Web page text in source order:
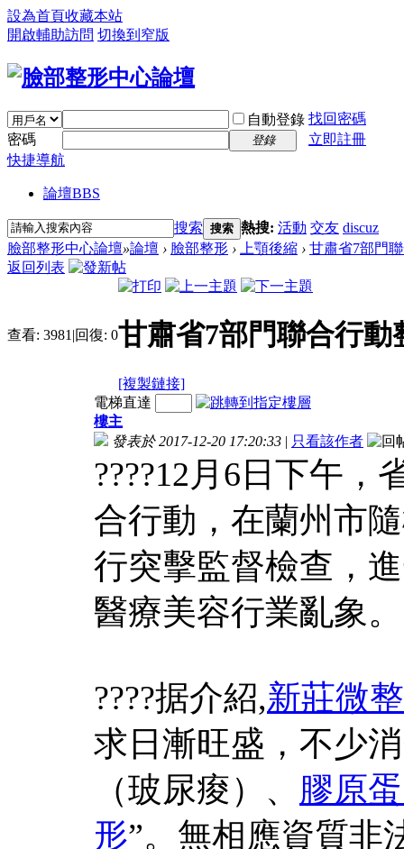
設為首頁收藏本站
開啟輔助訪問 切換到窄版
自動登錄 找回密碼
密碼
登錄
立即註冊
快捷導航
論壇BBS
搜索 搜索 熱搜: 活動 交友 discuz
臉部整形中心論壇»論壇 › 臉部整形 › 上顎後縮 › 甘肅省7部門
返回列表
查看: 3981 |回復: 0甘肅省7部門聯合行
[複製鏈接]
電梯直達
樓主
發表於 2017-12-20 17:20:33 | 只看該作者
????12月6日下午
合行動，在蘭州市
行突擊監督檢查，
醫療美容行業亂象。
????据介紹,新莊微
求日漸旺盛，不少
（玻尿痠）、 膠原
形”。無相應資質非